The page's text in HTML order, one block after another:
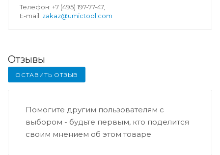
Телефон: +7 (495) 197-77-47,
E-mail: zakaz@umictool.com
Отзывы
ОСТАВИТЬ ОТЗЫВ
Помогите другим пользователям с
выбором - будьте первым, кто поделится
своим мнением об этом товаре